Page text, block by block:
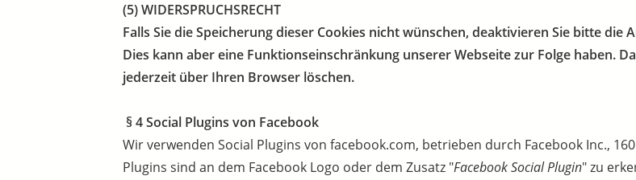
(5) WIDERSPRUCHSRECHT
Falls Sie die Speicherung dieser Cookies nicht wünschen, deaktivieren Sie bitte
Dies kann aber eine Funktionseinschränkung unserer Webseite zur Folge haben.
jederzeit über Ihren Browser löschen.
§ 4 Social Plugins von Facebook
Wir verwenden Social Plugins von facebook.com, betrieben durch Facebook Inc.,
Plugins sind an dem Facebook Logo oder dem Zusatz "Facebook Social Plugin" zu